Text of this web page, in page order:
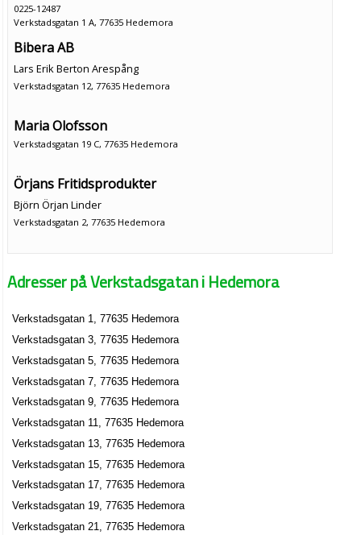
0225-12487
Verkstadsgatan 1 A, 77635 Hedemora
Bibera AB
Lars Erik Berton Arespång
Verkstadsgatan 12, 77635 Hedemora
Maria Olofsson
Verkstadsgatan 19 C, 77635 Hedemora
Örjans Fritidsprodukter
Björn Örjan Linder
Verkstadsgatan 2, 77635 Hedemora
Nils Bertil Myrsell
Garboprodukter AB
Arne Samuelsson
0225-770162
Verkstadsgatan 31, 77635 Hedemora
Sycompaniet Anette Schwartz AB
Eva Anette Elisabeth Schwartz
Christina Hammarström
0225-12640
Verkstadsgatan 6, 77635 Hedemora
Adresser på Verkstadsgatan i Hedemora
Verkstadsgatan 1, 77635 Hedemora
Verkstadsgatan 3, 77635 Hedemora
Verkstadsgatan 5, 77635 Hedemora
Verkstadsgatan 7, 77635 Hedemora
Verkstadsgatan 9, 77635 Hedemora
Verkstadsgatan 11, 77635 Hedemora
Verkstadsgatan 13, 77635 Hedemora
Verkstadsgatan 15, 77635 Hedemora
Verkstadsgatan 17, 77635 Hedemora
Verkstadsgatan 19, 77635 Hedemora
Verkstadsgatan 21, 77635 Hedemora